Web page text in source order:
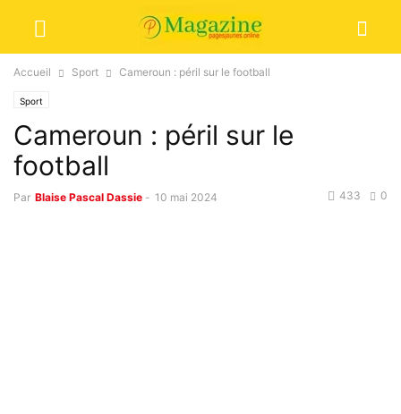
Accueil Sport Cameroun : péril sur le football
Sport
Cameroun : péril sur le
football
Par Blaise Pascal Dassie - 10 mai 2024 0
433